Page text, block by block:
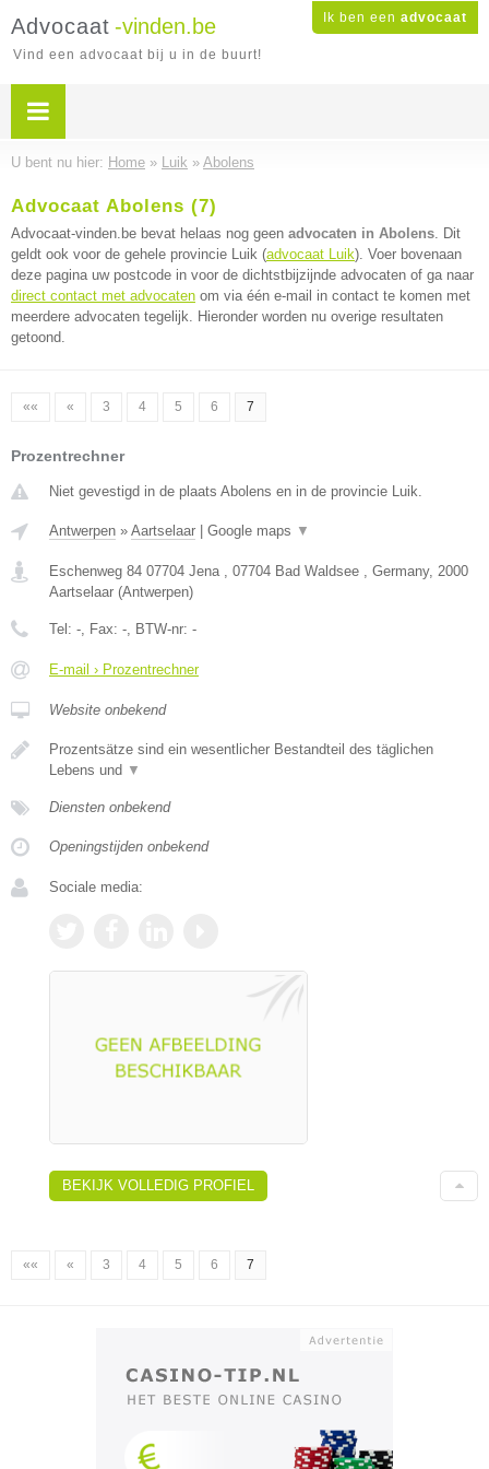
Ik ben een advocaat
Advocaat -vinden.be
Vind een advocaat bij u in de buurt!
U bent nu hier: Home » Luik » Abolens
Advocaat Abolens (7)
Advocaat-vinden.be bevat helaas nog geen advocaten in Abolens. Dit
geldt ook voor de gehele provincie Luik (advocaat Luik). Voer bovenaan
deze pagina uw postcode in voor de dichtstbijzijnde advocaten of ga naar
direct contact met advocaten om via één e-mail in contact te komen met
meerdere advocaten tegelijk. Hieronder worden nu overige resultaten
getoond.
«« « 3 4 5 6 7
Prozentrechner
Niet gevestigd in de plaats Abolens en in de provincie Luik.
Antwerpen » Aartselaar Google maps ▼
Eschenweg 84 07704 Jena , 07704 Bad Waldsee , Germany, 2000
Aartselaar (Antwerpen)
Tel: -, Fax: -, BTW-nr: -
E-mail › Prozentrechner
Website onbekend
Prozentsätze sind ein wesentlicher Bestandteil des täglichen
Lebens und ▼
Diensten onbekend
Openingstijden onbekend
Sociale media:
BEKIJK VOLLEDIG PROFIEL
«« « 3 4 5 6 7